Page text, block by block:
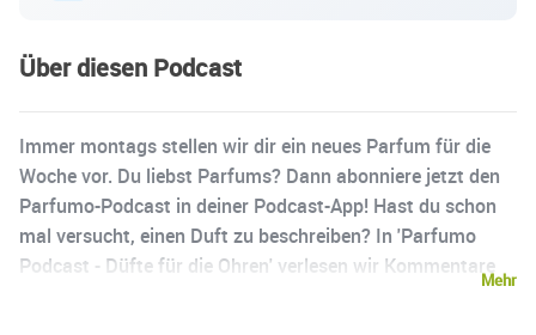
Über diesen Podcast
Immer montags stellen wir dir ein neues Parfum für die
Woche vor. Du liebst Parfums? Dann abonniere jetzt den
Parfumo-Podcast in deiner Podcast-App! Hast du schon
mal versucht, einen Duft zu beschreiben? In 'Parfumo
Podcast - Düfte für die Ohren' verlesen wir Kommentare
Mehr